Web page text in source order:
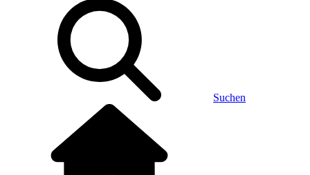
Suchen